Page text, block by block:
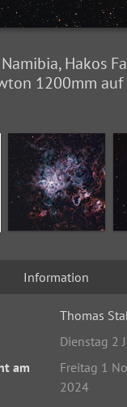
Hakos
1200mm
Information
Thomas
Dienstag 2
am
Freitag 1
2024